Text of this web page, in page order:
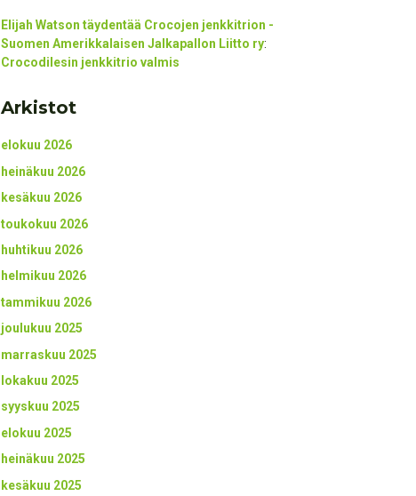
Elijah Watson täydentää Crocojen jenkkitrion -
Suomen Amerikkalaisen Jalkapallon Liitto ry:
Crocodilesin jenkkitrio valmis
Arkistot
elokuu 2026
heinäkuu 2026
kesäkuu 2026
toukokuu 2026
huhtikuu 2026
helmikuu 2026
tammikuu 2026
joulukuu 2025
marraskuu 2025
lokakuu 2025
syyskuu 2025
elokuu 2025
heinäkuu 2025
kesäkuu 2025